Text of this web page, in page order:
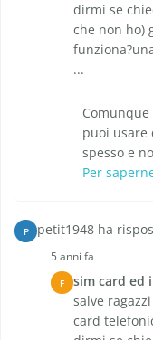
dirmi se
che non ho)
...
puoi usare
spesso e
Per
P petit1948 ha
5 anni fa
F sim card ed
salve
card